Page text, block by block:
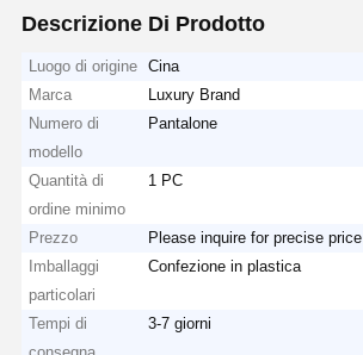
Descrizione Di Prodotto
Luogo di origine
Cina
Marca
Luxury Brand
Numero di
modello
Pantalone
Quantità di
ordine minimo
1 PC
Prezzo
Please inquire for precise price
Imballaggi
particolari
Confezione in plastica
Tempi di
3-7 giorni